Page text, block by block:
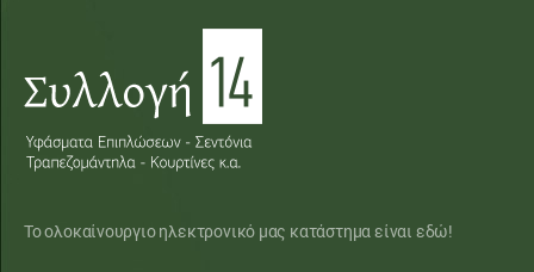
Το ολοκαίνουργιο ηλεκτρονικό μας κατάστημα είναι εδώ!